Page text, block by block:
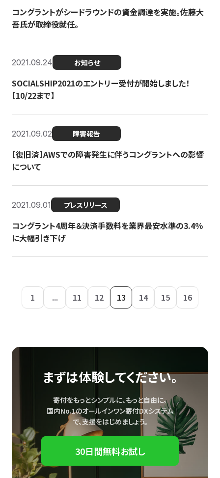
コングラントがシードラウンドの資金調達を実施。佐藤大
吾氏が取締役就任。
2021.09.24 お知らせ
SOCIALSHIP2021のエントリー受付が開始しました！
【10/22まで】
2021.09.02 障害報告
【復旧済】AWSでの障害発生に伴うコングラントへの影響
について
2021.09.01 プレスリリース
コングラント4周年＆決済手数料を業界最安水準の3.4％
に大幅引き下げ
1 ... 11 12 13 14 15 16
まずは体験してください。
寄付をもっとシンプルに、もっと自由に。
国内No.1のオールインワン寄付DXシステム
で、支援をはじめましょう。
30日間無料お試し